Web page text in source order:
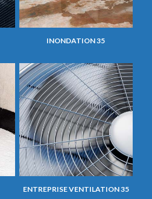
INONDATION 35
ENTREPRISE VENTILATION 35